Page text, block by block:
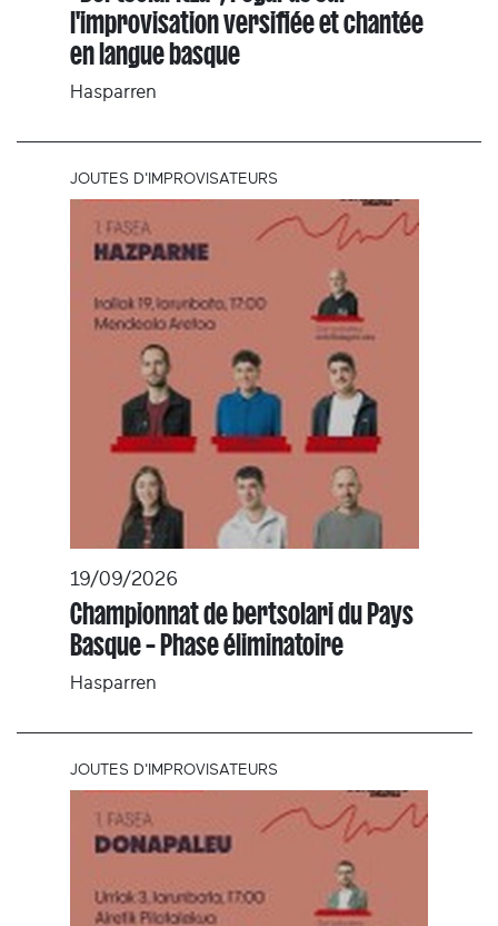
l'improvisation versifiée et chantée
en langue basque
Hasparren
JOUTES D'IMPROVISATEURS
19/09/2026
Championnat de bertsolari du Pays
Basque – Phase éliminatoire
Hasparren
JOUTES D'IMPROVISATEURS